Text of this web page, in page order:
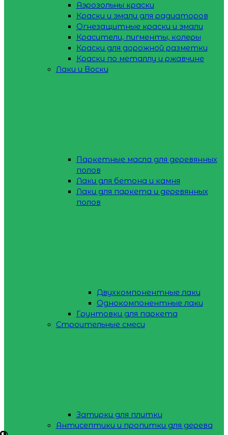
Аэрозольны краски
Краски и эмали для радиаторов
Огнезащитные краски и эмали
Красители, пигменты, колеры
Краски для дорожной разметки
Краски по металлу и ржавчине
Лаки и Воски
Паркетные масла для деревянных
полов
Лаки для бетона и камня
Лаки для паркета и деревянных
полов
Двухкомпонентные лаки
Однокомпонентные лаки
Грунтовки для паркета
Строительные смеси
Затирки для плитки
Антисептики и пропитки для дерева